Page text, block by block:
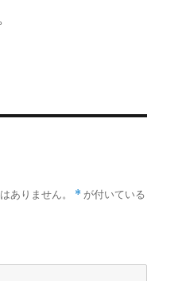
ありません。 * が付いている